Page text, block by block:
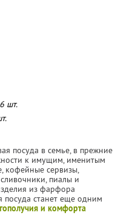
шт.
посуда в семье, в прежние
к имущим, именитым
кофейные сервизы,
пиалы и
из фарфора
станет еще одним
и комфорта